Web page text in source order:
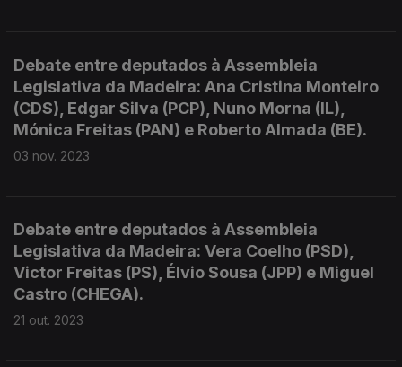
Debate entre deputados à Assembleia
Legislativa da Madeira: Ana Cristina Monteiro
(CDS), Edgar Silva (PCP), Nuno Morna (IL),
Mónica Freitas (PAN) e Roberto Almada (BE).
03 nov. 2023
Debate entre deputados à Assembleia
Legislativa da Madeira: Vera Coelho (PSD),
Victor Freitas (PS), Élvio Sousa (JPP) e Miguel
Castro (CHEGA).
21 out. 2023